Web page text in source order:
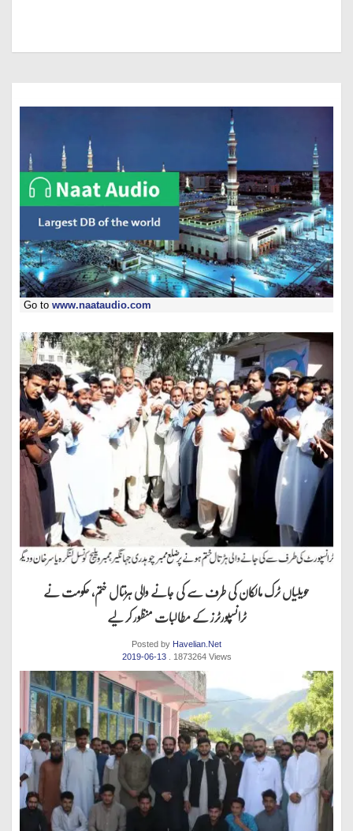
Go to www.naataudio.com
حویلیاں ٹرک مالکان کی طرف سے کی جانے والی ہڑتال ختم، حکومت نے
ٹرانسپورٹرز کے مطالبات منظور کر لیے
Posted by Havelian.Net
2019-06-13 . 1873264 Views